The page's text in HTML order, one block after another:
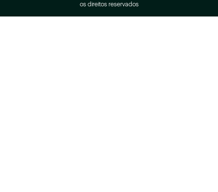
os direitos reservados